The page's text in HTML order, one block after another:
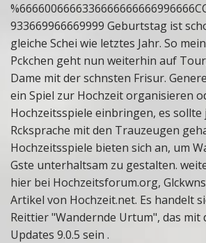
933669966669999 Geburtstag ist
gleiche Schei wie letztes Jahr. So
Pckchen geht nun weiterhin auf
Dame mit der schnsten Frisur.
ein Spiel zur Hochzeit organisieren
Hochzeitsspiele einbringen, es sollte
Rcksprache mit den Trauzeugen
Hochzeitsspiele bieten sich an, um
Gste unterhaltsam zu gestalten.
hier bei Hochzeitsforum.org,
Artikel von Hochzeit.net. Es handelt
Reittier "Wandernde Urtum", das mit
Updates 9.0.5 sein .